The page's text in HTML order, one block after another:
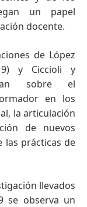
un papel
docente.
de López
y Ciccioli y
sobre el
en los
la articulación
de nuevos
las prácticas de
llevados
se observa un